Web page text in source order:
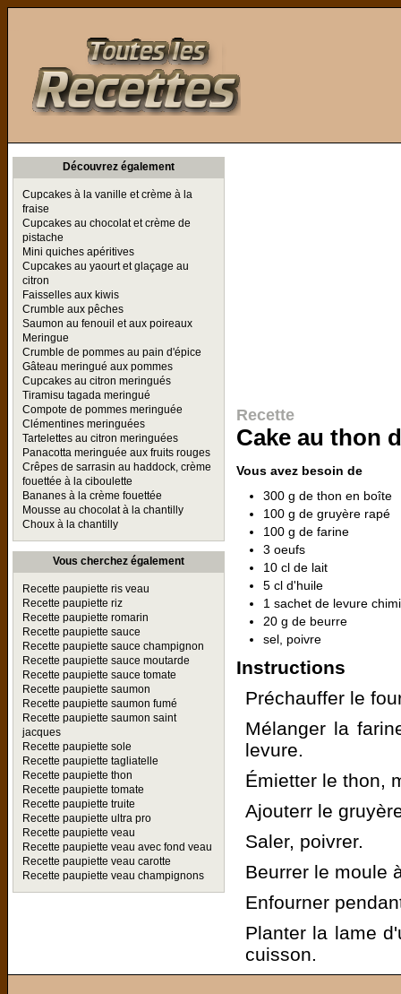
Découvrez également
Cupcakes à la vanille et crème à la
fraise
Cupcakes au chocolat et crème de
pistache
Mini quiches apéritives
Cupcakes au yaourt et glaçage au
citron
Faisselles aux kiwis
Crumble aux pêches
Saumon au fenouil et aux poireaux
Meringue
Crumble de pommes au pain d'épice
Gâteau meringué aux pommes
Cupcakes au citron meringués
Tiramisu tagada meringué
Compote de pommes meringuée
Clémentines meringuées
Tartelettes au citron meringuées
Panacotta meringuée aux fruits rouges
Crêpes de sarrasin au haddock, crème
fouettée à la ciboulette
Bananes à la crème fouettée
Mousse au chocolat à la chantilly
Choux à la chantilly
Vous cherchez également
Recette paupiette ris veau
Recette paupiette riz
Recette paupiette romarin
Recette paupiette sauce
Recette paupiette sauce champignon
Recette paupiette sauce moutarde
Recette paupiette sauce tomate
Recette paupiette saumon
Recette paupiette saumon fumé
Recette paupiette saumon saint
jacques
Recette paupiette sole
Recette paupiette tagliatelle
Recette paupiette thon
Recette paupiette tomate
Recette paupiette truite
Recette paupiette ultra pro
Recette paupiette veau
Recette paupiette veau avec fond veau
Recette paupiette veau carotte
Recette paupiette veau champignons
Recette
Cake au thon
Vous avez besoin de
300 g de thon en boîte
100 g de gruyère rapé
100 g de farine
3 oeufs
10 cl de lait
5 cl d'huile
1 sachet de levure
20 g de beurre
sel, poivre
Instructions
Préchauffer le
Mélanger la
levure.
Émietter le thon,
Ajouterr le
Saler, poivrer.
Beurrer le moule
Enfourner
Planter la lame
cuisson.